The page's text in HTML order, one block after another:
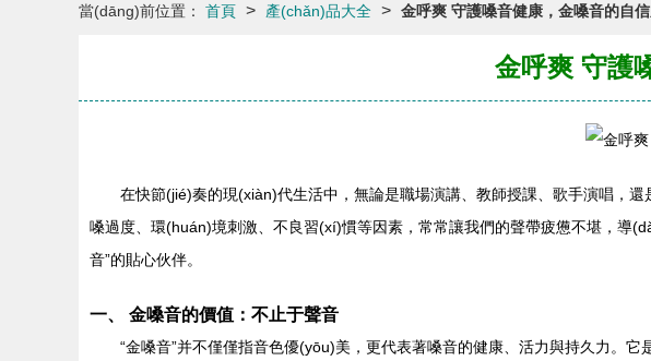
當(dāng)前位置： 首頁 > 產(chǎn)品大全 > 金呼爽 守護嗓音健康，金嗓音的自
金呼爽 守護
在快節(jié)奏的現(xiàn)代生活中，無論是職場演講、教師授課、歌手演唱，
嗓過度、環(huán)境刺激、不良習(xí)慣等因素，常常讓我們的聲帶疲憊不堪，導
音”的貼心伙伴。
一、 金嗓音的價值：不止于聲音
“金嗓音”并不僅僅指音色優(yōu)美，更代表著嗓音的健康、活力與持久力。